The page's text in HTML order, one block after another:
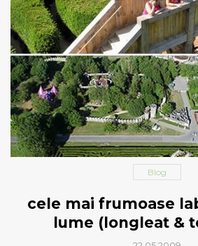
Blog
cele mai frumoase
lume (longleat &